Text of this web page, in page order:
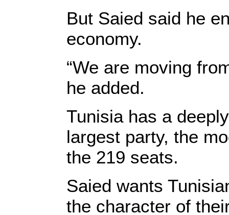
But Saied said he
economy.
“We are moving
he added.
Tunisia has a
largest party, the
the 219 seats.
Saied wants
the character of